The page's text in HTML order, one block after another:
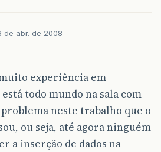
de abr. de 2008
experiência em
todo mundo na sala com
neste trabalho que o
ou seja, até agora ninguém
a inserção de dados na